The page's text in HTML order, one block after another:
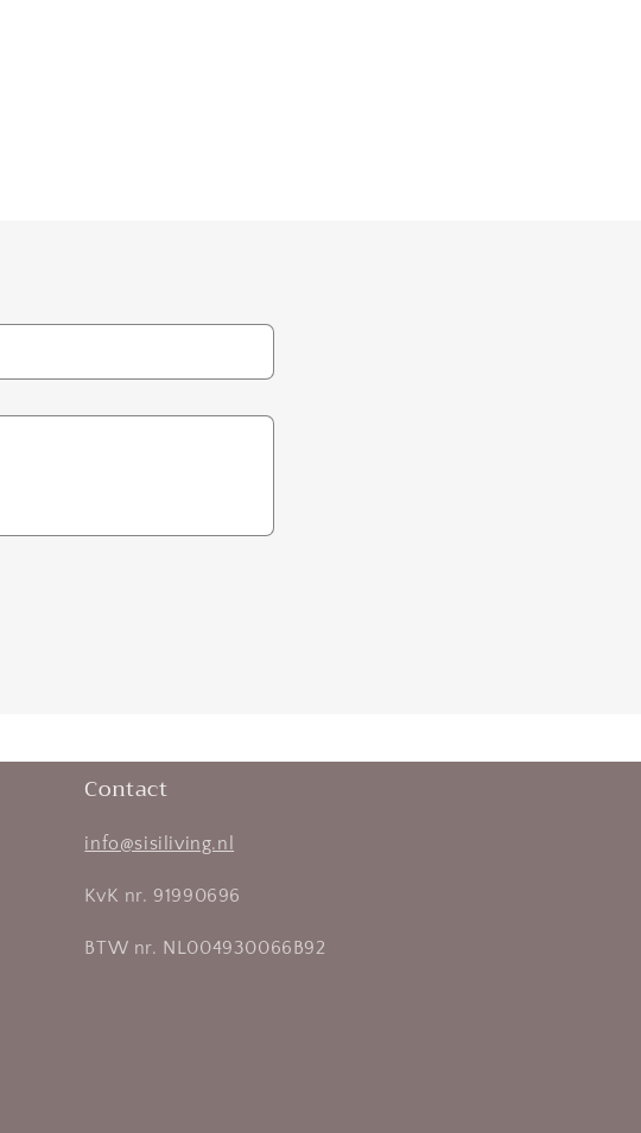
Contact
info@sisiliving.nl
KvK nr. 91990696
BTW nr. NL004930066B92